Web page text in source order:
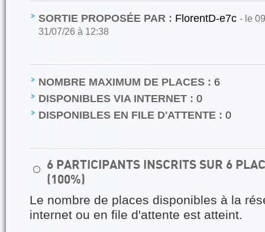
SORTIE PROPOSÉE PAR : FlorentD-e7c - le
31/07/26 à 12:38
NOMBRE MAXIMUM DE PLACES : 6
DISPONIBLES VIA INTERNET : 0
DISPONIBLES EN FILE D'ATTENTE : 0
⚪
6 PARTICIPANTS INSCRITS SUR 6
(100%)
Le nombre de places disponibles à la
internet ou en file d'attente est atteint.